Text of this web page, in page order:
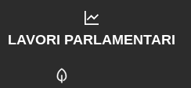
LAVORI PARLAMENTARI